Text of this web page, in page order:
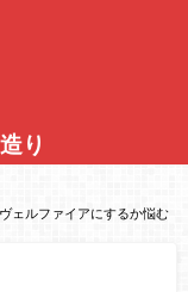
り
ェルファイアにするか悩む